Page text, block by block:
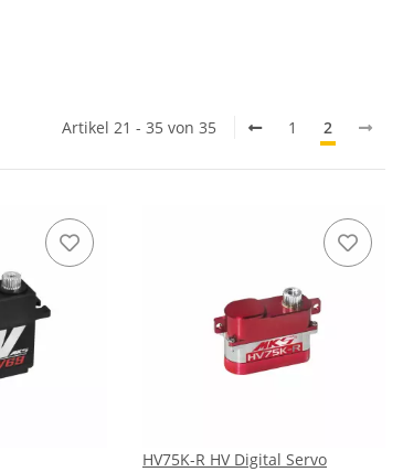
Artikel 21 - 35 von 35 1 2
HV75K-R HV Digital Servo